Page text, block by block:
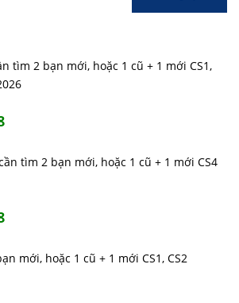
tìm 2 bạn mới, hoặc 1 cũ + 1 mới CS1,
tìm 2 bạn mới, hoặc 1 cũ + 1 mới CS4
mới, hoặc 1 cũ + 1 mới CS1, CS2